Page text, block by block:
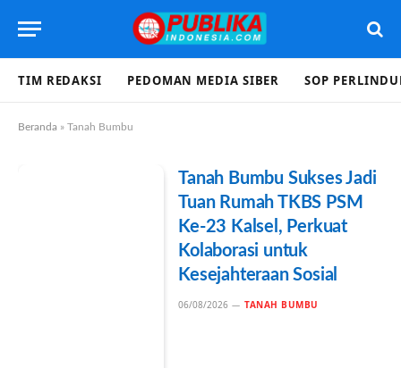
TIM REDAKSI PEDOMAN MEDIA SIBER SOP
Beranda » Tanah Bumbu
Tanah Bumbu Sukses Jadi
Tuan Rumah TKBS PSM
Ke-23 Kalsel, Perkuat
Kolaborasi untuk
Kesejahteraan Sosial
06/08/2026 TANAH BUMBU